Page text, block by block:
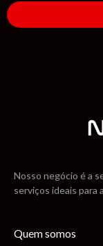
Nosso negócio é a
serviços ideais para
Quem somos